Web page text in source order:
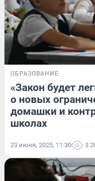
ОБРАЗОВАНИЕ
«Закон будет
о новых
домашки и
школах
23 июня, 2025, 11:30 3